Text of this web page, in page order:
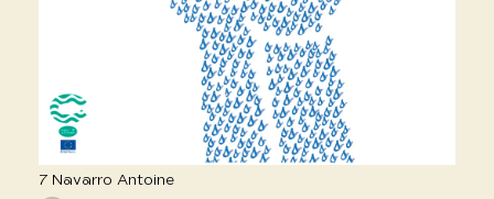
7 Navarro Antoine